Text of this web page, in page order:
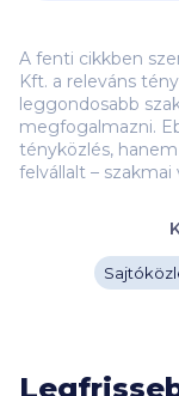
A fenti cikkben
Kft. a releváns
leggondosabb
megfogalmazni.
tényközlés,
felvállalt –